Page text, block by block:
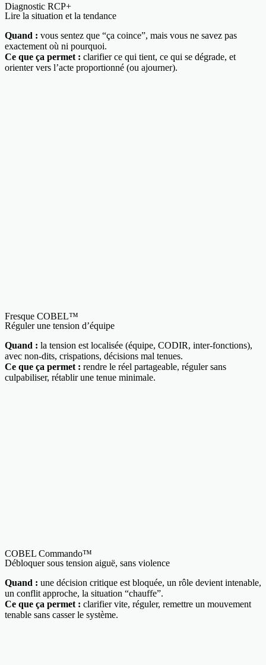
Diagnostic RCP+
Lire la situation et la tendance
Quand : vous sentez que “ça coince”, mais vous ne savez pas
exactement où ni pourquoi.
Ce que ça permet : clarifier ce qui tient, ce qui se dégrade, et
orienter vers l’acte proportionné (ou ajourner).
Fresque COBEL™
Réguler une tension d’équipe
Quand : la tension est localisée (équipe, CODIR, inter-fonctions),
avec non-dits, crispations, décisions mal tenues.
Ce que ça permet : rendre le réel partageable, réguler sans
culpabiliser, rétablir une tenue minimale.
COBEL Commando™
Débloquer sous tension aiguë, sans violence
Quand : une décision critique est bloquée, un rôle devient intenable,
un conflit approche, la situation “chauffe”.
Ce que ça permet : clarifier vite, réguler, remettre un mouvement
tenable sans casser le système.